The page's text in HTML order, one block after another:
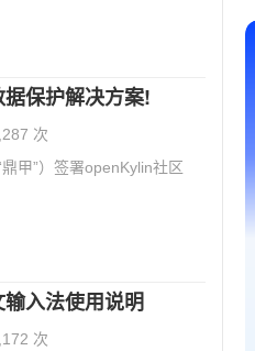
保护解决方案!
次
甲”）签署openKylin社区
入法使用说明
次